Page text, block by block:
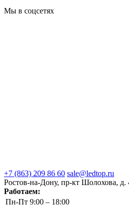
Мы в соцсетях
+7 (863) 209 86 60 sale@ledtop.ru
Ростов-на-Дону, пр-кт Шолохова, д.
Работаем:
Пн-Пт 9:00 – 18:00